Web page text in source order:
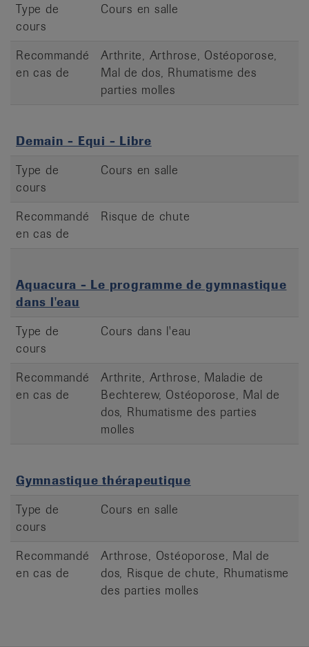
Type de
cours
Cours en salle
Recommandé
en cas de
Arthrite, Arthrose, Ostéoporose,
Mal de dos, Rhumatisme des
parties molles
Demain - Equi - Libre
Type de
cours
Cours en salle
Recommandé
en cas de
Risque de chute
Aquacura - Le programme de gymnastique
dans l'eau
Type de
cours
Cours dans l'eau
Recommandé
en cas de
Arthrite, Arthrose, Maladie de
Bechterew, Ostéoporose, Mal de
dos, Rhumatisme des parties
molles
Gymnastique thérapeutique
Type de
cours
Cours en salle
Recommandé
en cas de
Arthrose, Ostéoporose, Mal de
dos, Risque de chute, Rhumatisme
des parties molles